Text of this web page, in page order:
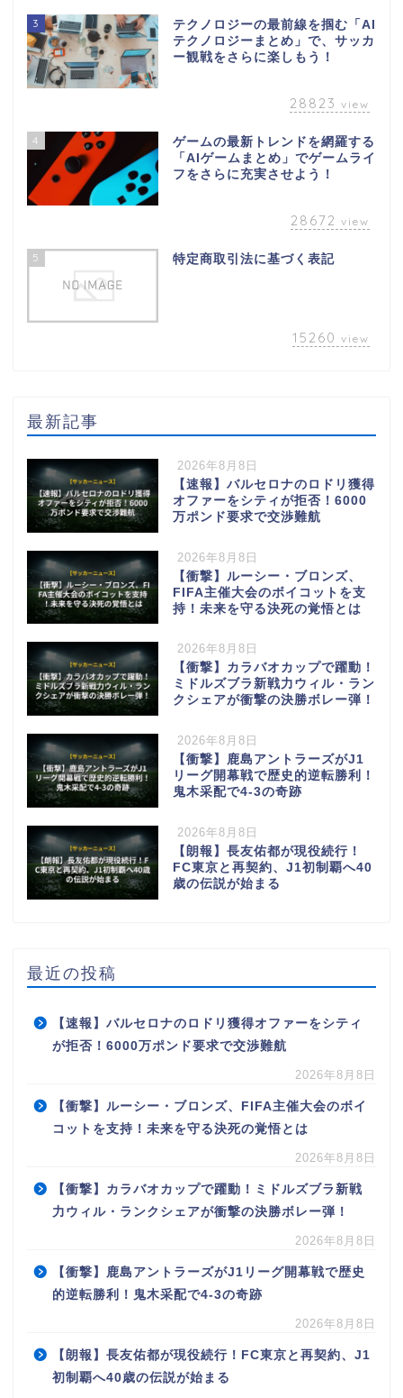
3
テクノロジーの最前線を掴む「AI
テクノロジーまとめ」で、サッカ
ー観戦をさらに楽しもう！
28823 view
4
ゲームの最新トレンドを網羅する
「AIゲームまとめ」でゲームライ
フをさらに充実させよう！
28672 view
5 特定商取引法に基づく表記
15260 view
最新記事
2026年8月8日
【速報】バルセロナのロドリ獲得
オファーをシティが拒否！6000
万ポンド要求で交渉難航
2026年8月8日
【衝撃】ルーシー・ブロンズ、
FIFA主催大会のボイコットを支
持！未来を守る決死の覚悟とは
2026年8月8日
【衝撃】カラバオカップで躍動！
ミドルズブラ新戦力ウィル・ラン
クシェアが衝撃の決勝ボレー弾！
2026年8月8日
【衝撃】鹿島アントラーズがJ1
リーグ開幕戦で歴史的逆転勝利！
鬼木采配で4-3の奇跡
2026年8月8日
【朗報】長友佑都が現役続行！
FC東京と再契約、J1初制覇へ40
歳の伝説が始まる
最近の投稿
【速報】バルセロナのロドリ獲得オファーをシティ
が拒否！6000万ポンド要求で交渉難航
2026年8月8日
【衝撃】ルーシー・ブロンズ、FIFA主催大会のボイ
コットを支持！未来を守る決死の覚悟とは
2026年8月8日
【衝撃】カラバオカップで躍動！ミドルズブラ新戦
力ウィル・ランクシェアが衝撃の決勝ボレー弾！
2026年8月8日
【衝撃】鹿島アントラーズがJ1リーグ開幕戦で歴史
的逆転勝利！鬼木采配で4-3の奇跡
2026年8月8日
【朗報】長友佑都が現役続行！FC東京と再契約、J1
初制覇へ40歳の伝説が始まる